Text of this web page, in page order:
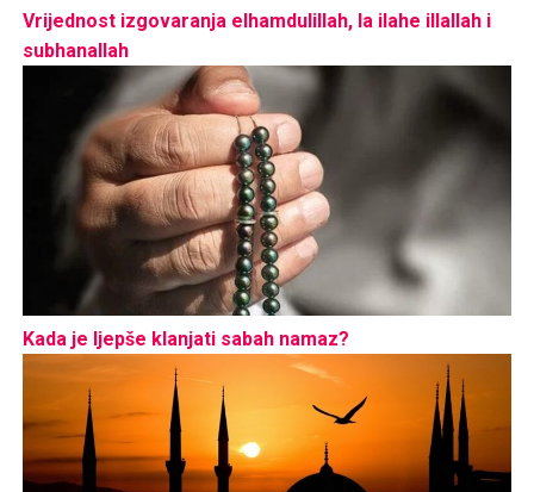
Vrijednost izgovaranja elhamdulillah, la ilahe illallah i
subhanallah
Kada je ljepše klanjati sabah namaz?